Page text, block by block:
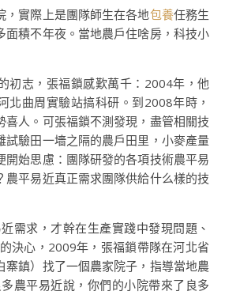
，實際上是團隊師生在各地包養任務生
面積不年夜。當地農戶住啥房，科技小
初志，張福鎖感歎萬千：2004年，他
北曲周實驗站搞科研。到2008年時，
喜人。可張福鎖不測發現，盡管相關技
試驗田一墻之隔的農戶田里，小麥產量
開始思慮：團隊研發的各項技術農平易
農平易近真正需求團隊供給什么樣的技
需求，才幹在生產實踐中發現問題、
決心，2009年，張福鎖帶隊在河北省
寨鎮）找了一個農家院子，指導當地農
農平易近說，你們的小院帶來了良多